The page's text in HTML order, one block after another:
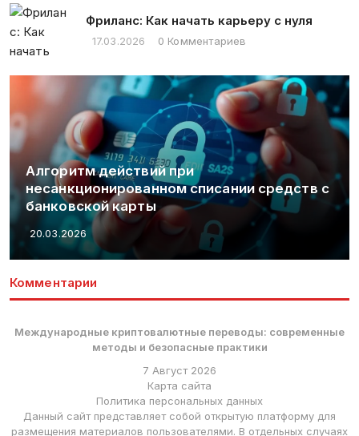
Фриланс: Как начать карьеру с нуля
17.03.2026 0 Комментариев
Алгоритм действий при
несанкционированном списании средств с
банковской карты
20.03.2026
Комментарии
Международные криптовалютные переводы: современные
методы и безопасные практики
7 Август 2026
Карта сайта
Политика персональных данных
Данный сайт представляет собой открытую платформу для
размещения материалов пользователями. В отдельных случаях